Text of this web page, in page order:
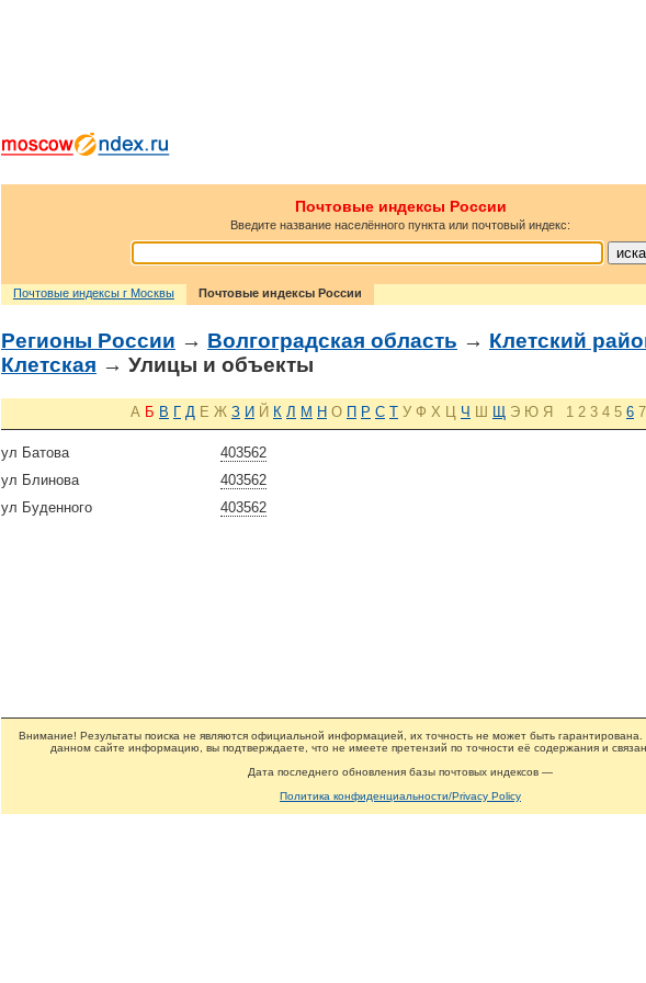
Почтовые индексы России
Введите название населённого пункта или почтовый индекс:
Почтовые индексы г Москвы Почтовые индексы России
Регионы России → Волгоградская область → Клетский
Клетская → Улицы и объекты
А Б В Г Д Е Ж З И Й К Л М Н О П Р С Т У Ф Х Ц Ч Ш Щ Э Ю Я 1 2 3 4 5 6 7
403562
ул Батова
403562
ул Блинова
403562
ул Буденного
Внимание! Результаты поиска не являются официальной информацией, их точность не может быть гарантирована.
данном сайте информацию, вы подтверждаете, что не имеете претензий по точности её содержания и
Дата последнего обновления базы почтовых индексов —
Политика конфиденциальности/Privacy Policy